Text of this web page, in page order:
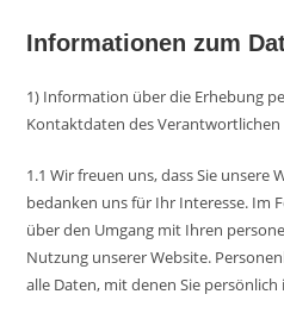
Informationen zum
1) Information über die Erhebung
Kontaktdaten des Verantwortlichen
1.1 Wir freuen uns, dass Sie unsere
bedanken uns für Ihr Interesse. Im
über den Umgang mit Ihren
Nutzung unserer Website.
alle Daten, mit denen Sie